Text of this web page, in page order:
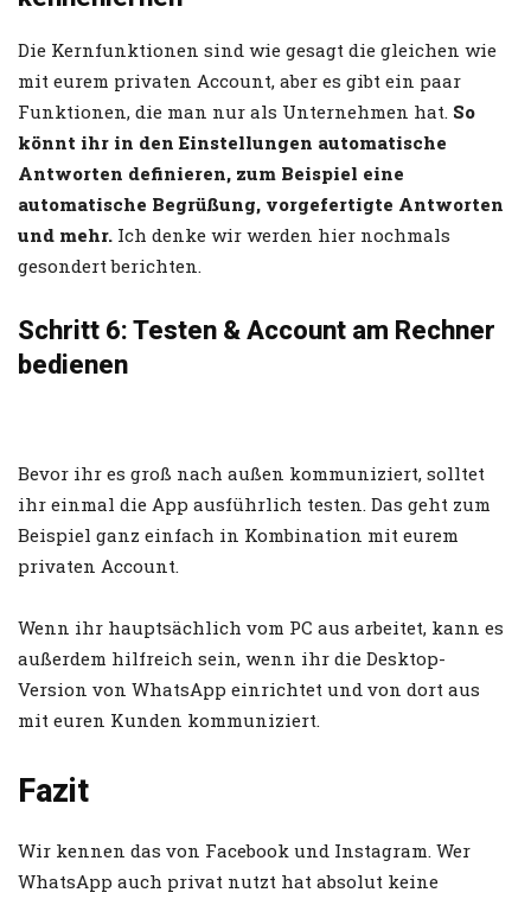
Die Kernfunktionen sind wie gesagt die gleichen wie
mit eurem privaten Account, aber es gibt ein paar
Funktionen, die man nur als Unternehmen hat. So
könnt ihr in den Einstellungen automatische
Antworten definieren, zum Beispiel eine
automatische Begrüßung, vorgefertigte Antworten
und mehr. Ich denke wir werden hier nochmals
gesondert berichten.
Schritt 6: Testen & Account am Rechner
bedienen
Bevor ihr es groß nach außen kommuniziert, solltet
ihr einmal die App ausführlich testen. Das geht zum
Beispiel ganz einfach in Kombination mit eurem
privaten Account.
Wenn ihr hauptsächlich vom PC aus arbeitet, kann es
außerdem hilfreich sein, wenn ihr die Desktop-
Version von WhatsApp einrichtet und von dort aus
mit euren Kunden kommuniziert.
Fazit
Wir kennen das von Facebook und Instagram. Wer
WhatsApp auch privat nutzt hat absolut keine